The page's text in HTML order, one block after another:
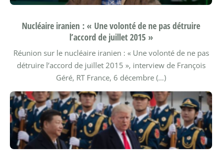
Nucléaire iranien : « Une volonté de ne pas détruire
l’accord de juillet 2015 »
Réunion sur le nucléaire iranien : « Une volonté de ne pas
détruire l’accord de juillet 2015 », interview de François
Géré, RT France, 6 décembre (…)